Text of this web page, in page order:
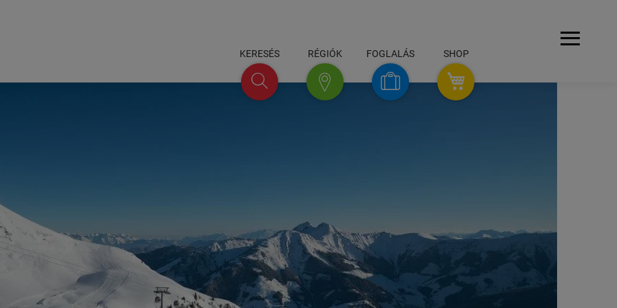
KERESÉS RÉGIÓK FOGLALÁS SHOP
SHOP